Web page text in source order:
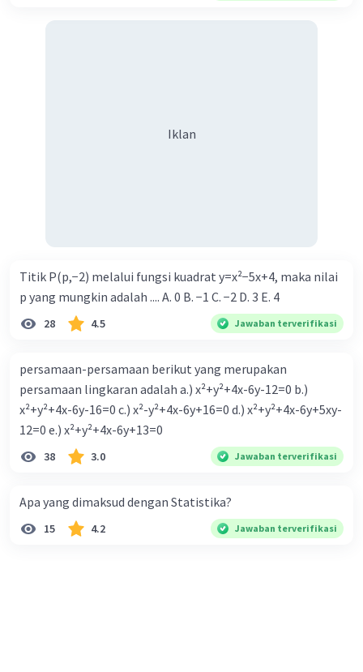
Iklan
Titik P(p,−2) melalui fungsi kuadrat y=x²−5x+4, maka nilai
p yang mungkin adalah .... A. 0 B. −1 C. −2 D. 3 E. 4
28 4.5 Jawaban terverifikasi
persamaan-persamaan berikut yang merupakan
persamaan lingkaran adalah a.) x²+y²+4x-6y-12=0 b.)
x²+y²+4x-6y-16=0 c.) x²-y²+4x-6y+16=0 d.) x²+y²+4x-6y+5xy-
12=0 e.) x²+y²+4x-6y+13=0
38 3.0 Jawaban terverifikasi
Apa yang dimaksud dengan Statistika?
15 4.2 Jawaban terverifikasi